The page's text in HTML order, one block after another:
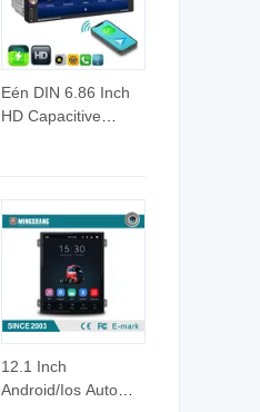
Eén DIN 6.86 Inch
HD Capacitive
12.1 Inch
Android/Ios Auto